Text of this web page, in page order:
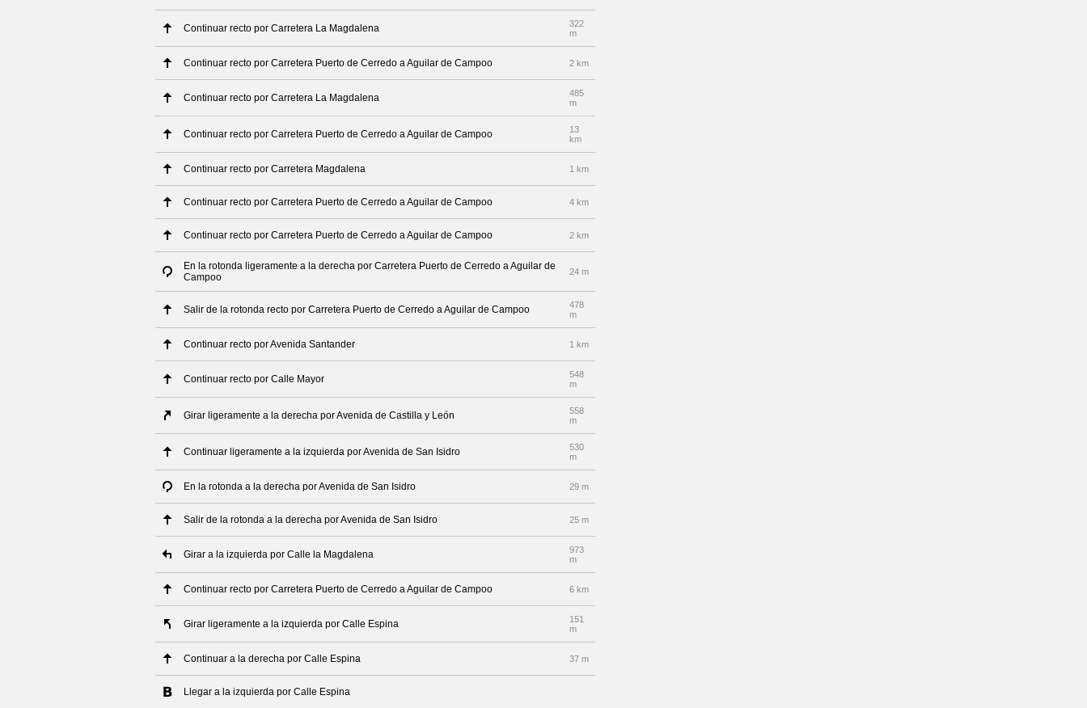
Continuar recto por Carretera La Magdalena
322
m
Continuar recto por Carretera Puerto de Cerredo a Aguilar de Campoo 2 km
Continuar recto por Carretera La Magdalena
485
m
Continuar recto por Carretera Puerto de Cerredo a Aguilar de Campoo
13
km
Continuar recto por Carretera Magdalena 1 km
Continuar recto por Carretera Puerto de Cerredo a Aguilar de Campoo 4 km
Continuar recto por Carretera Puerto de Cerredo a Aguilar de Campoo 2 km
En la rotonda ligeramente a la derecha por Carretera Puerto de Cerredo a Aguilar de
Campoo
24 m
Salir de la rotonda recto por Carretera Puerto de Cerredo a Aguilar de Campoo
478
m
Continuar recto por Avenida Santander 1 km
Continuar recto por Calle Mayor
548
m
Girar ligeramente a la derecha por Avenida de Castilla y León
558
m
Continuar ligeramente a la izquierda por Avenida de San Isidro
530
m
En la rotonda a la derecha por Avenida de San Isidro 29 m
Salir de la rotonda a la derecha por Avenida de San Isidro 25 m
Girar a la izquierda por Calle la Magdalena
973
m
Continuar recto por Carretera Puerto de Cerredo a Aguilar de Campoo 6 km
Girar ligeramente a la izquierda por Calle Espina
151
m
Continuar a la derecha por Calle Espina 37 m
Llegar a la izquierda por Calle Espina